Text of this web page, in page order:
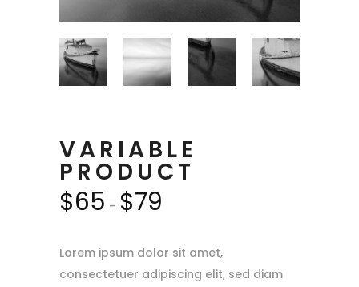
VARIABLE
PRODUCT
$65 – $79
Lorem ipsum dolor sit amet,
consectetuer adipiscing elit, sed diam